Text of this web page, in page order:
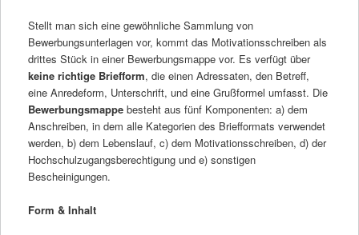
Stellt man sich eine gewöhnliche Sammlung von
Bewerbungsunterlagen vor, kommt das Motivationsschreiben als
drittes Stück in einer Bewerbungsmappe vor. Es verfügt über
keine richtige Briefform, die einen Adressaten, den Betreff,
eine Anredeform, Unterschrift, und eine Grußformel umfasst. Die
Bewerbungsmappebesteht aus fünf Komponenten: a) dem
Anschreiben, in dem alle Kategorien des Briefformats verwendet
werden, b) dem Lebenslauf, c) dem Motivationsschreiben, d) der
Hochschulzugangsberechtigung und e) sonstigen
Bescheinigungen.
Form & Inhalt